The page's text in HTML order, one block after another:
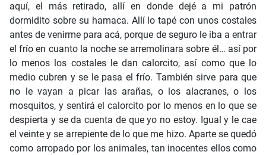
aquí, el más retirado, allí en donde dejé a mi patrón
dormidito sobre su hamaca. Allí lo tapé con unos costales
antes de venirme para acá, porque de seguro le iba a entrar
el frío en cuanto la noche se arremolinara sobre él… así por
lo menos los costales le dan calorcito, así como que lo
medio cubren y se le pasa el frío. También sirve para que
no le vayan a picar las arañas, o los alacranes, o los
mosquitos, y sentirá el calorcito por lo menos en lo que se
despierta y se da cuenta de que yo no estoy. Igual y le cae
el veinte y se arrepiente de lo que me hizo. Aparte se quedó
como arropado por los animales, tan inocentes ellos como